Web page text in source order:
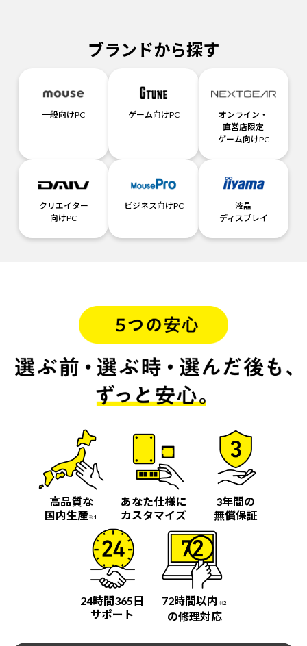
ブランドから探す
一般向けPC ゲーム向けPC
オンライン・
直営店限定
ゲーム向けPC
クリエイター
向けPC
ビジネス向けPC
液晶
ディスプレイ
高品質な
国内生産※1
あなた仕様に
カスタマイズ
3年間の
無償保証
24時間365日
サポート
72時間以内 ※2
の修理対応